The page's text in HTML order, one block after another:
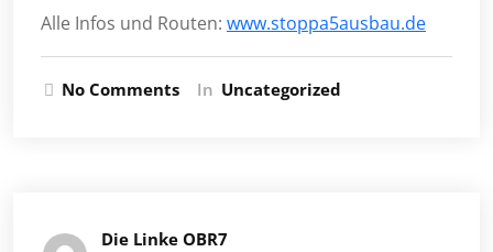
Alle Infos und Routen: www.stoppa5ausbau.de
No Comments In Uncategorized
Die Linke OBR7